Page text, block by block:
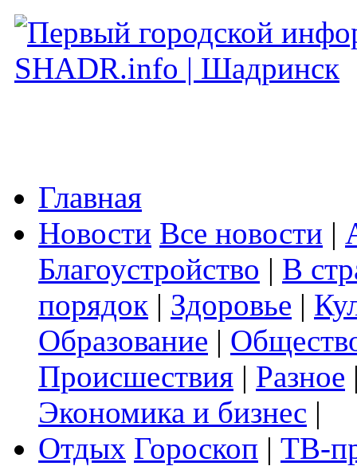
Главная
Новости Все новости |
Благоустройство | В
порядок | Здоровье |
Образование |
Происшествия | Разное
Экономика и бизнес |
Отдых Гороскоп | ТВ-